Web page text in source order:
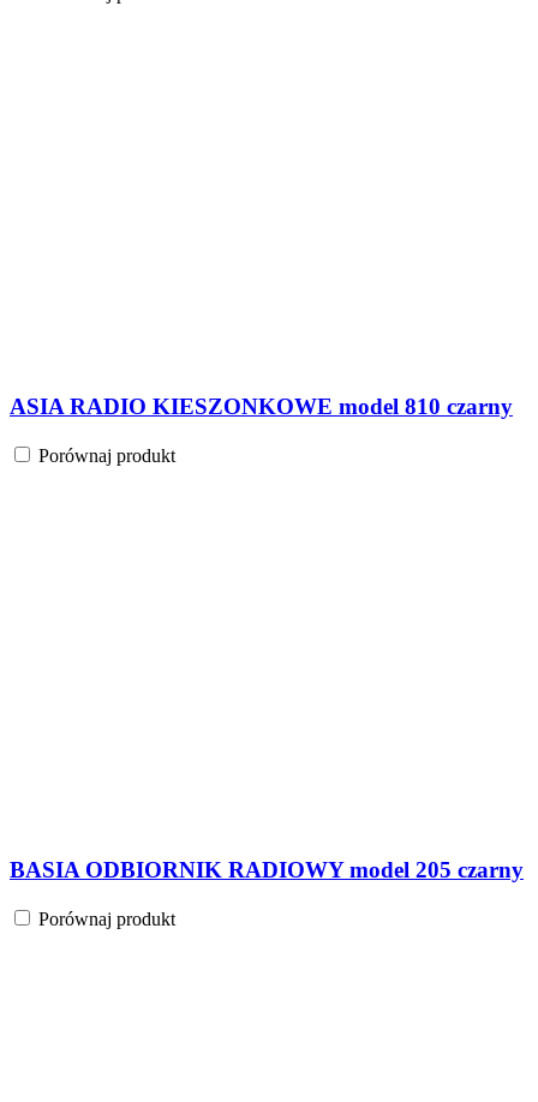
ASIA RADIO KIESZONKOWE model 810 czarny
Porównaj produkt
BASIA ODBIORNIK RADIOWY model 205 czarny
Porównaj produkt